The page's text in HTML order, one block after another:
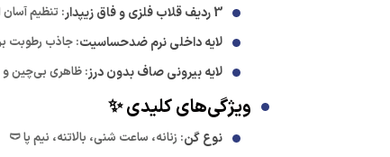
3 ردیف قلاب فلزی و فاق زیپدار : تنظیم
لایه داخلی نرم ضدحساسیت: جاذب رطوبت
لایه بیرونی صاف بدون درز: ظاهری بی‌چین
ویژگی‌های کلیدی ✨
نوع گن: زنانه، ساعت شنی، بالاتنه، نیم پا 🩲